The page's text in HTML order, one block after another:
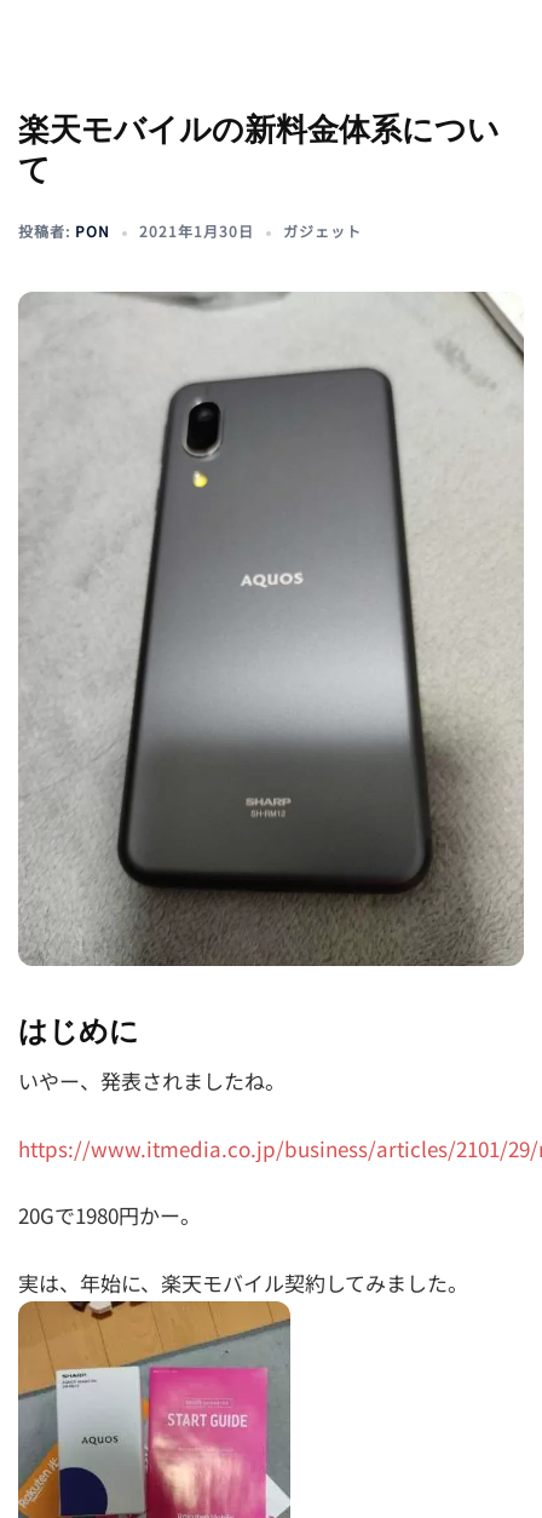
楽天モバイルの新料金体系につい
て
投稿者: PON 2021年1月30日 ガジェット
はじめに
いやー、発表されましたね。
https://www.itmedia.co.jp/business/articles/2101/29/
20Gで1980円かー。
実は、年始に、楽天モバイル契約してみました。